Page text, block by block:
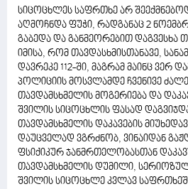
სიცოცხლეს საფრთხე არ
აღმოჩნდა ფუჭი, რადგანაც 2
გაბედა და განმეორებით დაგვესხა
იმისა, რომ თავდასხმისთანავე,
დავრეკე 112-ში, მაგრამ მაინც ვერ
პოლიციის მოსვლამდე ჩვენივე
თავდამსხმელის მოგერიება და
შვილის სიცოცხლის ფასად
თავდამსხმელის დაკავების
დაუცველად ვგრძნობ, ვინაიდან
ფსიქიკურ ჯანმრთელობასთან
თავდამსხმელის დუმილი, სერიოზულ
შვილის სიცოცხლე კვლავ